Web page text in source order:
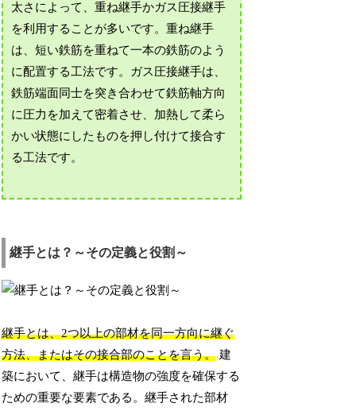
太さによって、重ね継手かガス圧接継手
を利用することが多いです。重ね継手
は、短い鉄筋を重ねて一本の鉄筋のよう
に配置する工法です。ガス圧接継手は、
鉄筋端面同士を突き合わせて鉄筋軸方向
に圧力を加えて密着させ、加熱して柔ら
かい状態にしたものを押し付けて接合す
る工法です。
継手とは？～その定義と役割～
継手とは、2つ以上の部材を同一方向に継ぐ
方法、またはその接合部のことを言う。 建
築において、継手は構造物の強度を確保する
ための重要な要素である。継手された部材